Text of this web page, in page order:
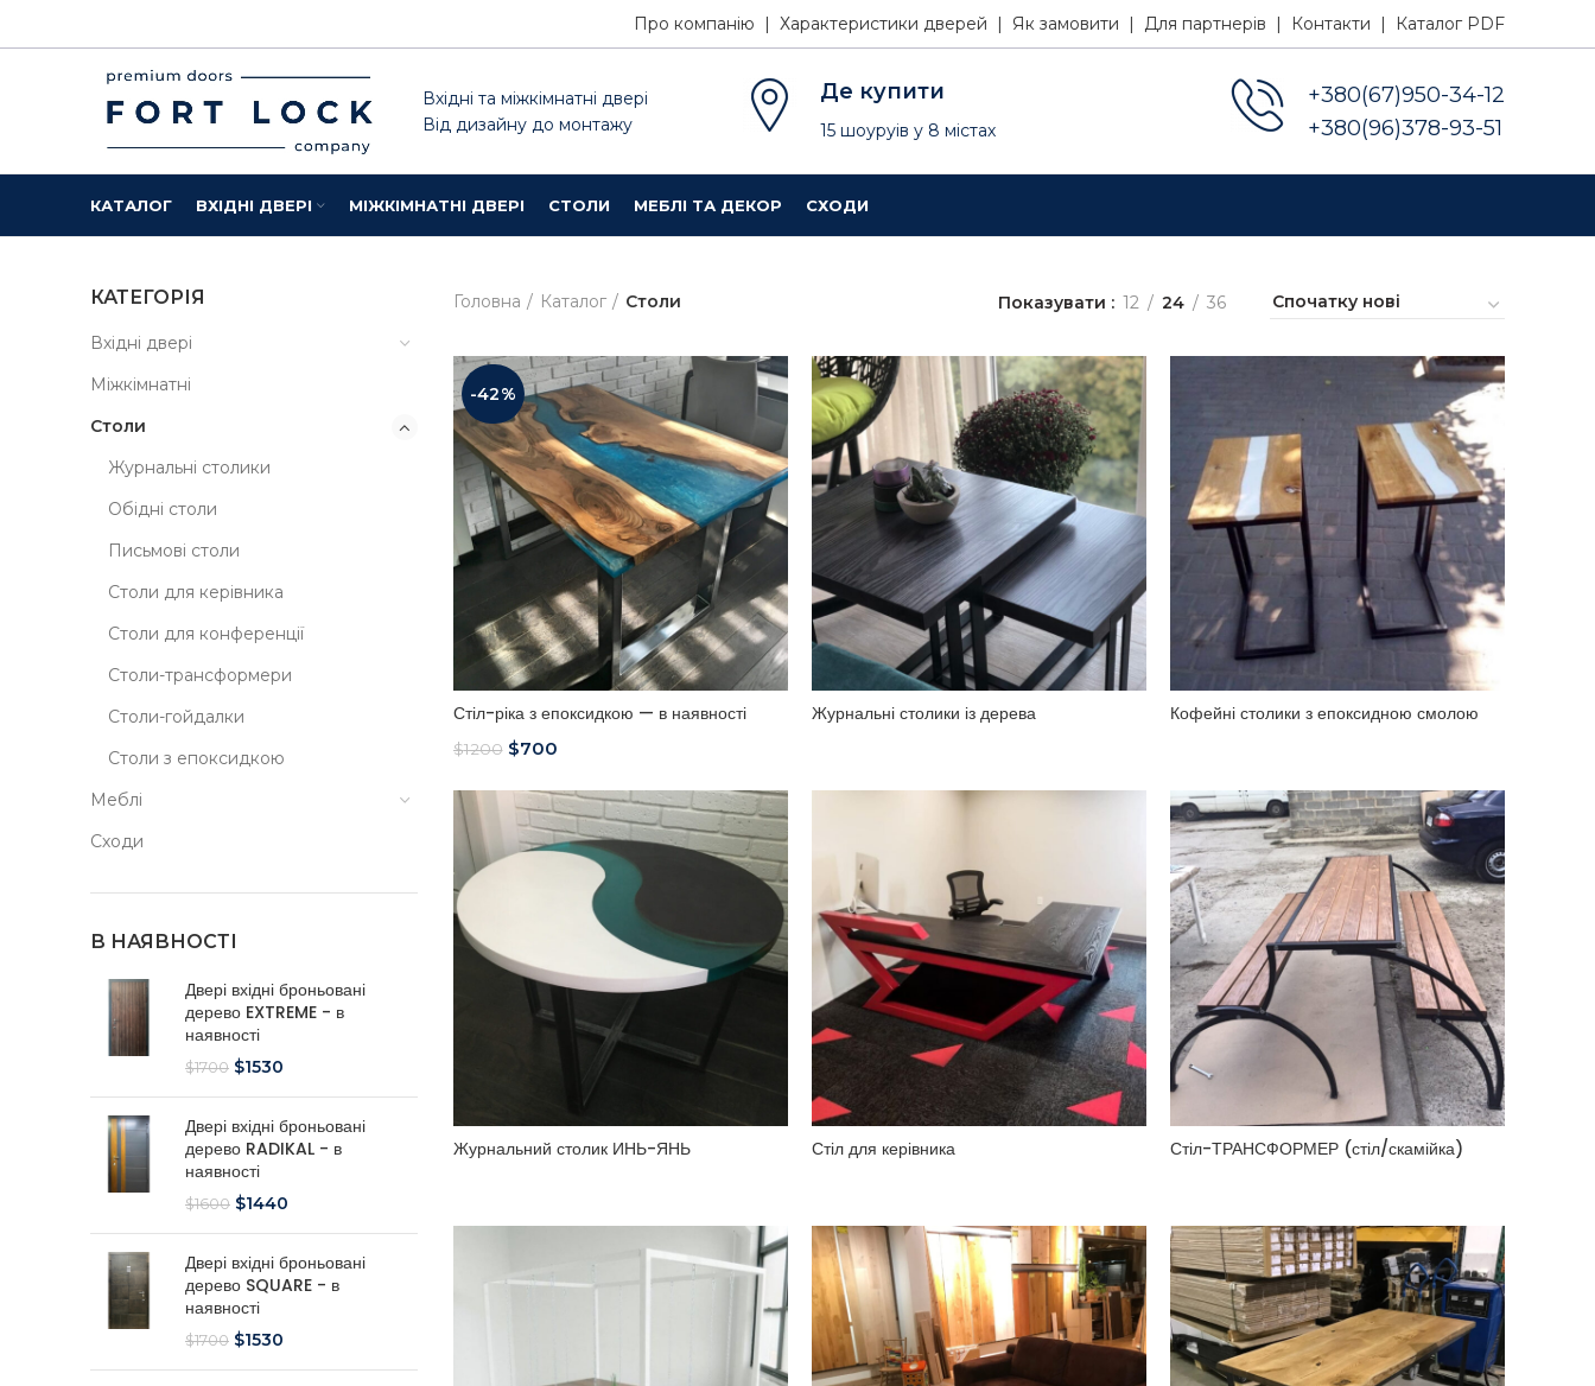
Про компанію | Характеристики дверей | Як замовити | Для партнерів | Контакти | Каталог PDF
Вхідні та міжкімнатні двері
Від дизайну до монтажу
Де купити
15 шоуруів у 8 містах
+380(67)950-34-12
+380(96)378-93-51
КАТАЛОГ ВХІДНІ ДВЕРІ МІЖКІМНАТНІ ДВЕРІ СТОЛИ МЕБЛІ ТА ДЕКОР СХОДИ
КАТЕГОРІЯ
Вхідні двері
Міжкімнатні
Столи
Журнальні столики
Обідні столи
Письмові столи
Столи для керівника
Столи для конференції
Столи-трансформери
Столи-гойдалки
Столи з епоксидкою
Меблі
Сходи
В НАЯВНОСТІ
Двері вхідні броньовані
дерево EXTREME - в
наявності
$1700 $1530
Двері вхідні броньовані
дерево RADIKAL - в
наявності
$1600 $1440
Двері вхідні броньовані
дерево SQUARE - в
наявності
$1700 $1530
Головна Каталог Столи Показувати 12 24 36
-42%
Стіл-ріка з епоксидкою — в наявності
$1200 $700
Журнальні столики із дерева Кофейні столики з епоксидною смолою
Журнальний столик ИНЬ-ЯНЬ Стіл для керівника Стіл-ТРАНСФОРМЕР (стіл/скамійка)